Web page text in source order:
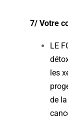
7/ Votre
LE
les
de